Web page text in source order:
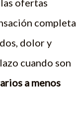
ofertas
completa
dolor y
cuando son
a menos